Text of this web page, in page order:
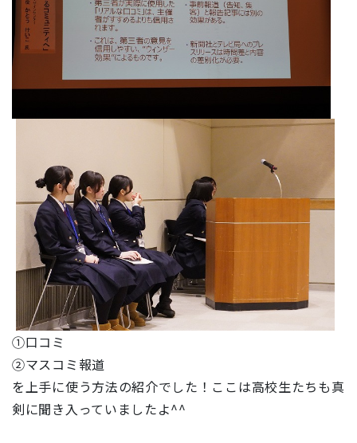
①口コミ
②マスコミ報道
を上手に使う方法の紹介でした！ここは高校生たちも真
剣に聞き入っていましたよ^^